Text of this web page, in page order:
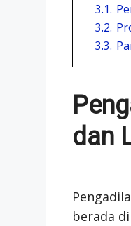
3.1.
3.2.
3.3.
dan
berada